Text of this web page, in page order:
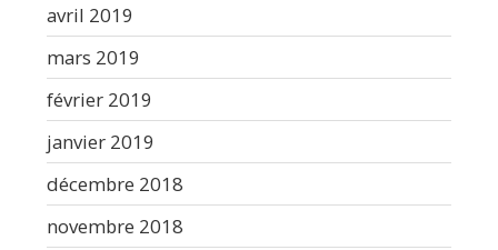
avril 2019
mars 2019
février 2019
janvier 2019
décembre 2018
novembre 2018